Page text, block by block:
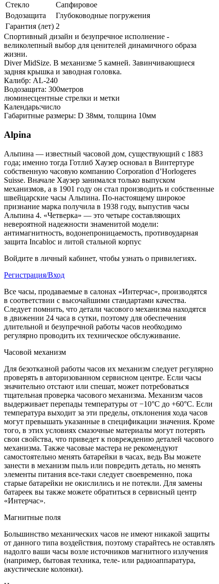
Стекло
Сапфировое
Водозащита
Глубоководные погружения
Гарантия (лет) 2
Спортивный дизайн и безупречное исполнение -
великолепный выбор для ценителей динамичного образа
жизни.
Diver MidSize. В механизме 5 камней. Завинчивающиеся
задняя крышка и заводная головка.
Калибр: AL-240
Водозащита: 300метров
люминесцентные стрелки и метки
Календарь:число
Габаритные размеры: D 38мм, толщина 10мм
Alpina
Альпина — известный часовой дом, существующий с 1883
года; именно тогда Готлиб Хаузер основал в Винтертуре
собственную часовую компанию Corporation d’Horlogeres
Suisse. Вначале Хаузер занимался только выпуском
механизмов, а в 1901 году он стал производить и собственные
швейцарские часы Альпина. По-настоящему широкое
признание марка получила в 1938 году, выпустив часы
Альпина 4. «Четверка» — это четыре составляющих
невероятной надежности знаменитой модели:
антимагнитность, водонепроницаемость, противоударная
защита Incabloc и литой стальной корпус
Войдите в личный кабинет, чтобы узнать о привилегиях.
Регистрация/Вход
Все часы, продаваемые в салонах «Интерчас», производятся
в соответствии с высочайшими стандартами качества.
Следует помнить, что детали часового механизма находятся
в движении 24 часа в сутки, поэтому для обеспечения
длительной и безупречной работы часов необходимо
регулярно проводить их техническое обслуживание.
Часовой механизм
Для безотказной работы часов их механизм следует регулярно
проверять в авторизованном сервисном центре. Если часы
значительно отстают или спешат, может потребоваться
тщательная проверка часового механизма. Механизм часов
выдерживает перепады температуры от −10°C до +60°C. Если
температура выходит за эти пределы, отклонения хода часов
могут превышать указанные в спецификации значения. Кроме
того, в этих условиях смазочные материалы могут потерять
свои свойства, что приведет к повреждению деталей часового
механизма. Также часовые мастера не рекомендуют
самостоятельно менять батарейки в часах, ведь Вы можете
занести в механизм пыль или повредить деталь, но менять
элементы питания все-таки следует своевременно, пока
старые батарейки не окислились и не потекли. Для замены
батареек вы также можете обратиться в сервисный центр
«Интерчас».
Магнитные поля
Большинство механических часов не имеют никакой защиты
от данного типа воздействия, поэтому старайтесь не оставлять
надолго ваши часы возле источников магнитного излучения
(например, бытовая техника, теле- или радиоаппаратура,
акустические колонки).